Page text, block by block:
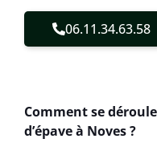
06.11.34.63.58
Comment se
d’épave à Noves ?